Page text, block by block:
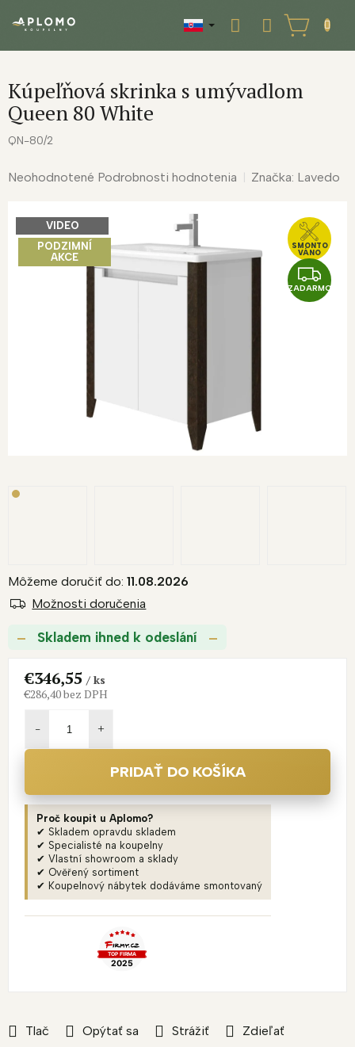
NÁKUPNÝ
KOŠÍK
Kúpeľňová skrinka s umývadlom
Queen 80 White
QN-80/2
Priemerné
Neohodnotené Podrobnosti hodnotenia Značka: Lavedo
Z
A
ZADARMO
SMONTO
VÁNO
VIDEO
PODZIMNÍ
AKCE
Skladem ihned k odeslání
Môžeme doručiť do: 11.08.2026
Možnosti doručenia
Tlač Opýtať sa Strážiť Zdieľať
€346,55/ ks
€286,40 bez DPH
PRIDAŤ DO KOŠÍKA
Proč koupit u Aplomo?
✔ Skladem opravdu skladem
✔ Specialisté na koupelny
✔ Vlastní showroom a sklady
✔ Ověřený sortiment
✔ Koupelnový nábytek dodáváme smontovaný